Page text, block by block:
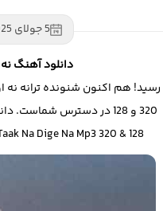
5 جولای 2025
دانلود آهنگ
رسید! هم اکنون شنونده
320 و 128 در دسترس شماست. دانلود و پخش آنلاین را از دست ندهید!
Na Dige Na Mp3 320 & 128